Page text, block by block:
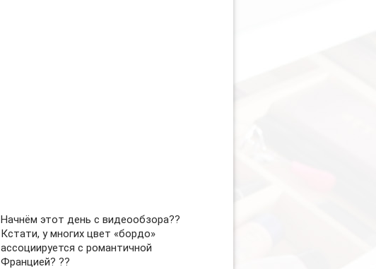
Начнём этот день с видеообзора??
Кстати, у многих цвет «бордо»
ассоциируется с романтичной
Францией? ??